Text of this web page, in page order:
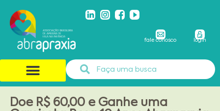
fale conosco login
Doe R$ 60,00 e Ganhe uma